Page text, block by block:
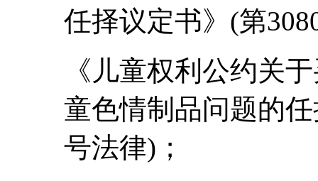
任择议定书》(第
《儿童权利公约关
童色情制品问题的
号法律)；